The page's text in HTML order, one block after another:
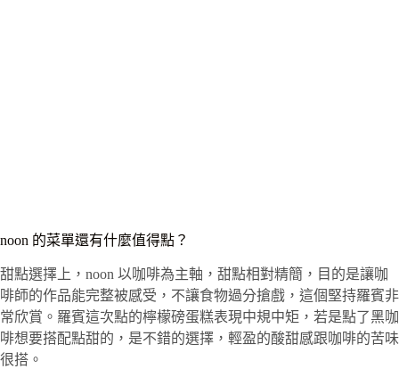
noon 的菜單還有什麼值得點？
甜點選擇上，noon 以咖啡為主軸，甜點相對精簡，目的是讓咖
啡師的作品能完整被感受，不讓食物過分搶戲，這個堅持羅賓非
常欣賞。羅賓這次點的檸檬磅蛋糕表現中規中矩，若是點了黑咖
啡想要搭配點甜的，是不錯的選擇，輕盈的酸甜感跟咖啡的苦味
很搭。